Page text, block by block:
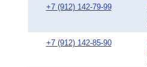
+7 (912) 142-79-99
+7 (912) 142-85-90